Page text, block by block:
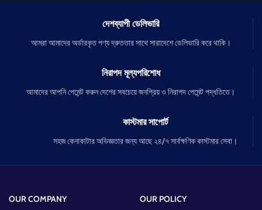
দেশব্যাপী ডেলিভারি
আমরা আমাদের অর্ডারকৃত পণ্য দ্রুততার সাথে সারাদেশে ডেলিভারি করে থাকি।
নিরাপদ মূল্যপরিশোধ
আমাদের আপনি পেমেন্ট করুন দেশের সবচেয়ে জনপ্রিয় ও নিরাপদ পেমেন্ট পদ্ধতিতে।
কাস্টমার সাপোর্ট
সহজ কেনাকাটার অভিজ্ঞতার জন্য আছে ২৪/৭ সার্বক্ষণিক কাস্টমার সেবা।
OUR COMPANY
OUR POLICY